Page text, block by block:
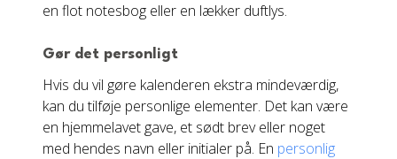
en flot notesbog eller en lækker duftlys.
Gør det personligt
Hvis du vil gøre kalenderen ekstra mindeværdig,
kan du tilføje personlige elementer. Det kan være
en hjemmelavet gave, et sødt brev eller noget
med hendes navn eller initialer på. En personlig